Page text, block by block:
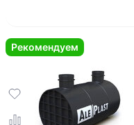
Рекомендуем